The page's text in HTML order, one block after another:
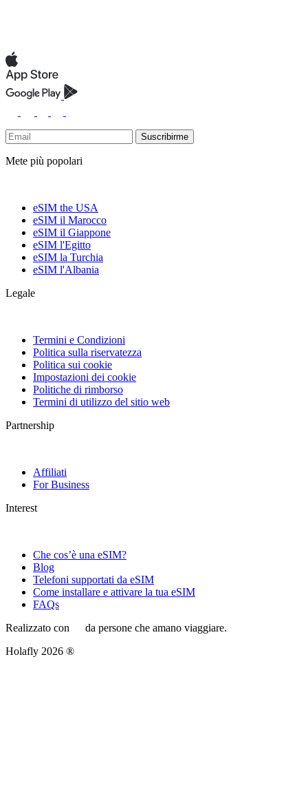
Suscribirme
Mete più popolari
eSIM the USA
eSIM il Marocco
eSIM il Giappone
eSIM l'Egitto
eSIM la Turchia
eSIM l'Albania
Legale
Termini e Condizioni
Politica sulla riservatezza
Politica sui cookie
Impostazioni dei cookie
Politiche di rimborso
Termini di utilizzo del sitio web
Partnership
Affiliati
For Business
Interest
Che cos’è una eSIM?
Blog
Telefoni supportati da eSIM
Come installare e attivare la tua eSIM
FAQs
Realizzato con
da persone che amano viaggiare.
Holafly 2026 ®